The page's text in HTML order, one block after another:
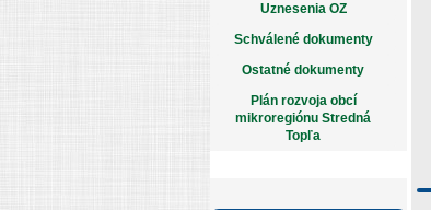
Uznesenia OZ
Schválené dokumenty
Ostatné dokumenty
Plán rozvoja obcí
mikroregiónu Stredná
Topľa